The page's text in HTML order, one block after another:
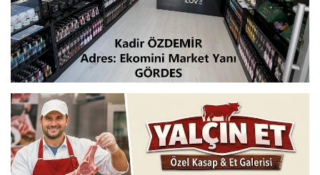
kullanırım , yayaya yol vermediğim asla
mümkün değildir.ama; tokatta trafik ışığı
olmayan kavşakta yaya geçidinde yayaya
geçmesi için hızını azaltmamaktan 4525 tl
ceza geldi . Tokatta ve Anadoluda
özellikle emekli insanlar kaldırımlarda
ayakta çok dururlar birçoklarına durup
elim ile hadi geç dediğim halde geçmez